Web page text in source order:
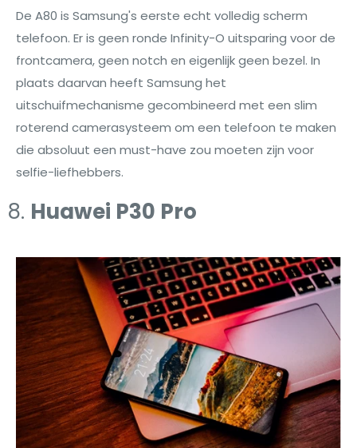
De A80 is Samsung's eerste echt volledig scherm
telefoon. Er is geen ronde Infinity-O uitsparing voor de
frontcamera, geen notch en eigenlijk geen bezel. In
plaats daarvan heeft Samsung het
uitschuifmechanisme gecombineerd met een slim
roterend camerasysteem om een telefoon te maken
die absoluut een must-have zou moeten zijn voor
selfie-liefhebbers.
Huawei P30 Pro